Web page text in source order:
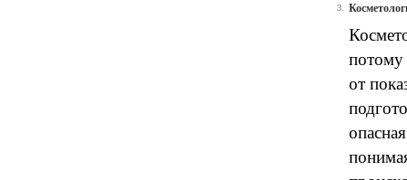
3.
потому
от